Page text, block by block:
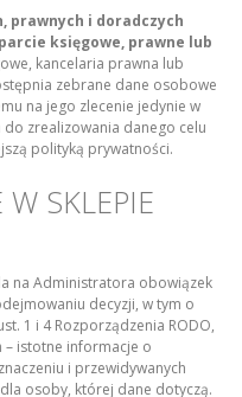
prawnych i doradczych
księgowe, prawne lub
kancelaria prawna lub
zebrane dane osobowe
na jego zlecenie jedynie w
zrealizowania danego celu
polityką prywatności.
SKLEPIE
na Administratora obowiązek
decyzji, w tym o
1 i 4 Rozporządzenia RODO,
– istotne informacje o
i przewidywanych
osoby, której dane dotyczą.